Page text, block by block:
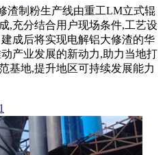
渣制粉生产线由重工LM立式辊
,充分结合用户现场条件,工艺设
成后将实现电解铝大修渣的华
产业发展的新动力,助力当地打
基地,提升地区可持续发展能力